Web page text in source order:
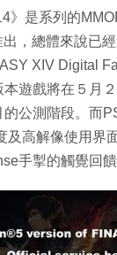
》是系列的
，總體來說已
XIV Digital
遊戲將在５月
公測階段。而
及高解像使用界
手掣的觸覺回饋